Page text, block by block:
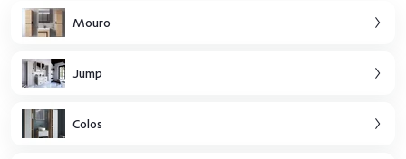
Mouro
Jump
Colos